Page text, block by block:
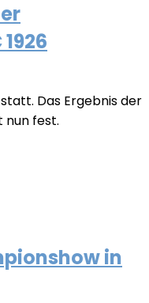
Das Ergebnis der
nun fest.
in